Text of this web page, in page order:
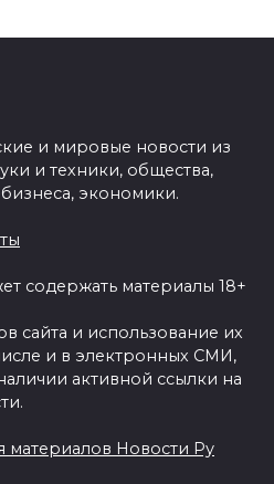
и мировые новости из
и техники, общества,
экономики.
содержать материалы 18+
сайта и использование их
и в электронных СМИ,
активной ссылки на
материалов Новости Ру